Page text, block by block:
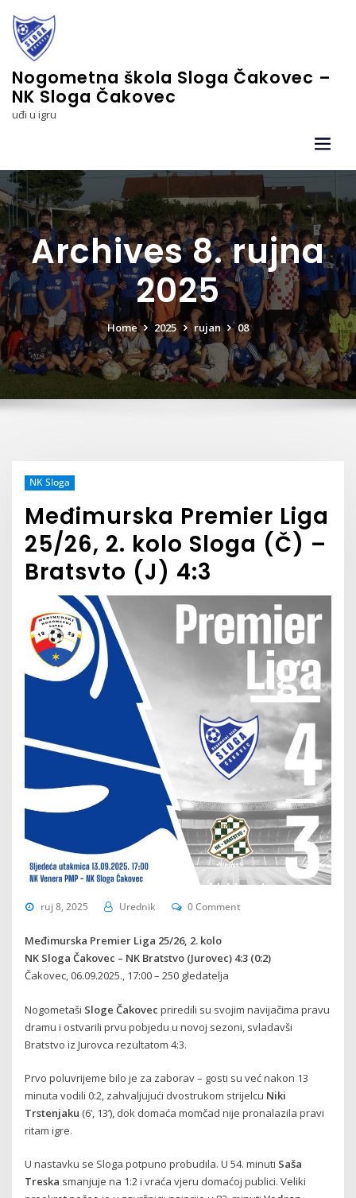
content
Nogometna škola Sloga Čakovec –
NK Sloga Čakovec
uđi u igru
Archives 8. rujna
2025
Home 2025 rujan 08
NK Sloga
Međimurska Premier Liga
25/26, 2. kolo Sloga (Č) –
Bratsvto (J) 4:3
ruj 8, 2025 Urednik 0 Comment
Međimurska Premier Liga 25/26, 2. kolo
NK Sloga Čakovec – NK Bratstvo (Jurovec) 4:3 (0:2)
Čakovec, 06.09.2025., 17:00 – 250 gledatelja
Nogometaši Sloge Čakovec priredili su svojim navijačima pravu
dramu i ostvarili prvu pobjedu u novoj sezoni, svladavši
Bratstvo iz Jurovca rezultatom 4:3.
Prvo poluvrijeme bilo je za zaborav – gosti su već nakon 13
minuta vodili 0:2, zahvaljujući dvostrukom strijelcu Niki
Trstenjaku (6’, 13’), dok domaća momčad nije pronalazila pravi
ritam igre.
U nastavku se Sloga potpuno probudila. U 54. minuti Saša
Treska smanjuje na 1:2 i vraća vjeru domaćoj publici. Veliki